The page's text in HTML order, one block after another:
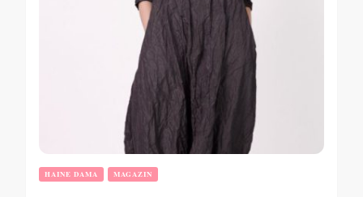
HAINE DAMA MAGAZIN